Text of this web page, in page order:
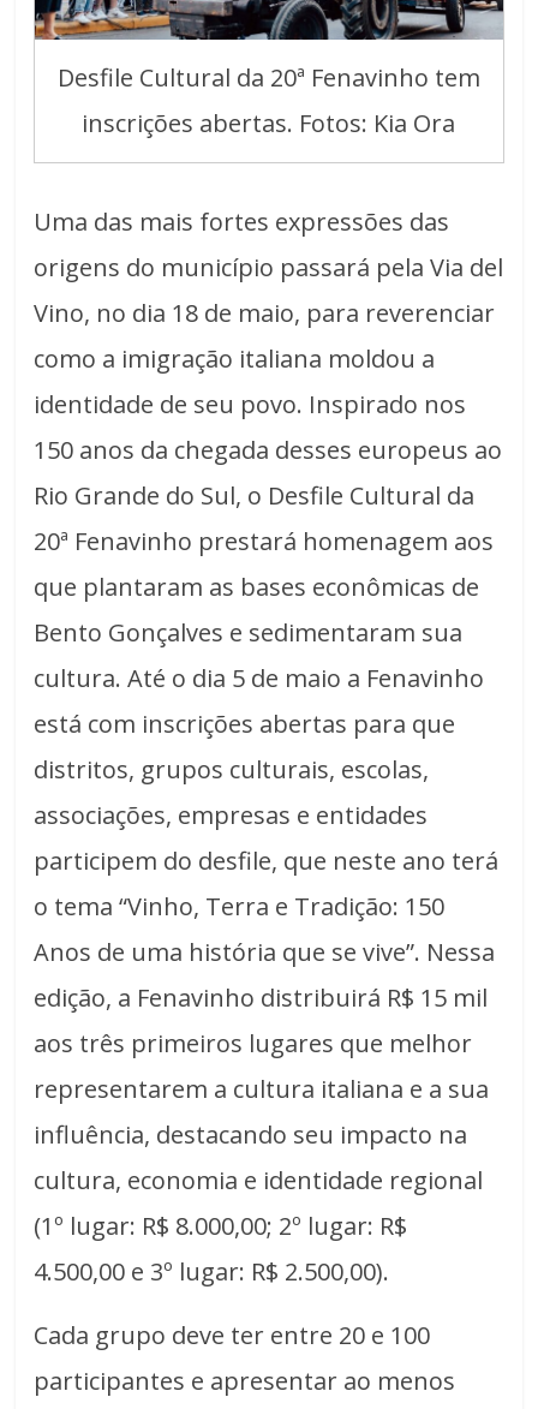
Desfile Cultural da 20ª Fenavinho tem
inscrições abertas. Fotos: Kia Ora
Uma das mais fortes expressões das
origens do município passará pela Via del
Vino, no dia 18 de maio, para reverenciar
como a imigração italiana moldou a
identidade de seu povo. Inspirado nos
150 anos da chegada desses europeus ao
Rio Grande do Sul, o Desfile Cultural da
20ª Fenavinho prestará homenagem aos
que plantaram as bases econômicas de
Bento Gonçalves e sedimentaram sua
cultura. Até o dia 5 de maio a Fenavinho
está com inscrições abertas para que
distritos, grupos culturais, escolas,
associações, empresas e entidades
participem do desfile, que neste ano terá
o tema “Vinho, Terra e Tradição: 150
Anos de uma história que se vive”. Nessa
edição, a Fenavinho distribuirá R$ 15 mil
aos três primeiros lugares que melhor
representarem a cultura italiana e a sua
influência, destacando seu impacto na
cultura, economia e identidade regional
(1º lugar: R$ 8.000,00; 2º lugar: R$
4.500,00 e 3º lugar: R$ 2.500,00).
Cada grupo deve ter entre 20 e 100
participantes e apresentar ao menos